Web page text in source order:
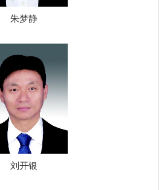
朱梦静
刘开银